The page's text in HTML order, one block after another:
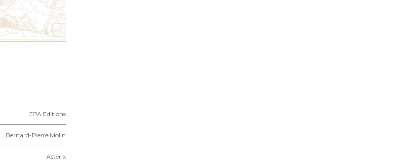
EPA Editions
Bernard-Pierre Molin
Astérix